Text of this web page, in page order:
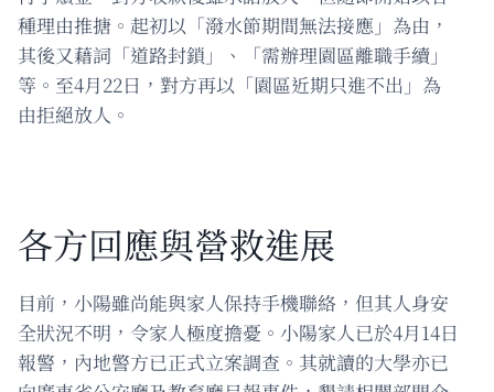
種理由推搪。起初以「潑水節期間無法接應」為由，
其後又藉詞「道路封鎖」、「需辦理園區離職手續」
等。至4月22日，對方再以「園區近期只進不出」為
由拒絕放人。
各方回應與營救進展
目前，小陽雖尚能與家人保持手機聯絡，但其人身安
全狀況不明，令家人極度擔憂。小陽家人已於4月14日
報警，內地警方已正式立案調查。其就讀的大學亦已